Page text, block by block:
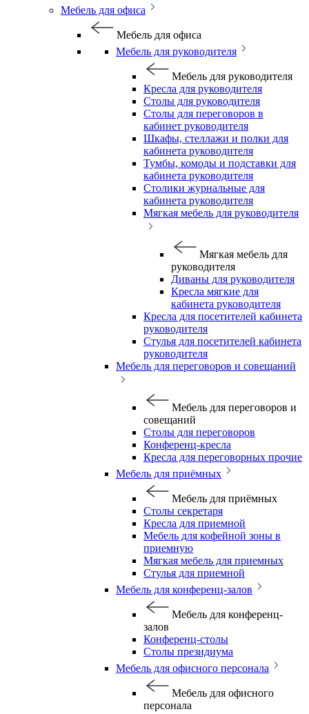
Мебель для офиса
Мебель для офиса
Мебель для руководителя
Мебель для руководителя
Кресла для руководителя
Столы для руководителя
Столы для переговоров в
кабинет руководителя
Шкафы, стеллажи и полки для
кабинета руководителя
Тумбы, комоды и подставки для
кабинета руководителя
Столики журнальные для
кабинета руководителя
Мягкая мебель для руководителя
Мягкая мебель для
руководителя
Диваны для руководителя
Кресла мягкие для
кабинета руководителя
Кресла для посетителей кабинета
руководителя
Стулья для посетителей кабинета
руководителя
Мебель для переговоров и совещаний
Мебель для переговоров и
совещаний
Столы для переговоров
Конференц-кресла
Кресла для переговорных прочие
Мебель для приёмных
Мебель для приёмных
Столы секретаря
Кресла для приемной
Мебель для кофейной зоны в
приемную
Мягкая мебель для приемных
Стулья для приемной
Мебель для конференц-залов
Мебель для конференц-
залов
Конференц-столы
Столы президиума
Мебель для офисного персонала
Мебель для офисного
персонала